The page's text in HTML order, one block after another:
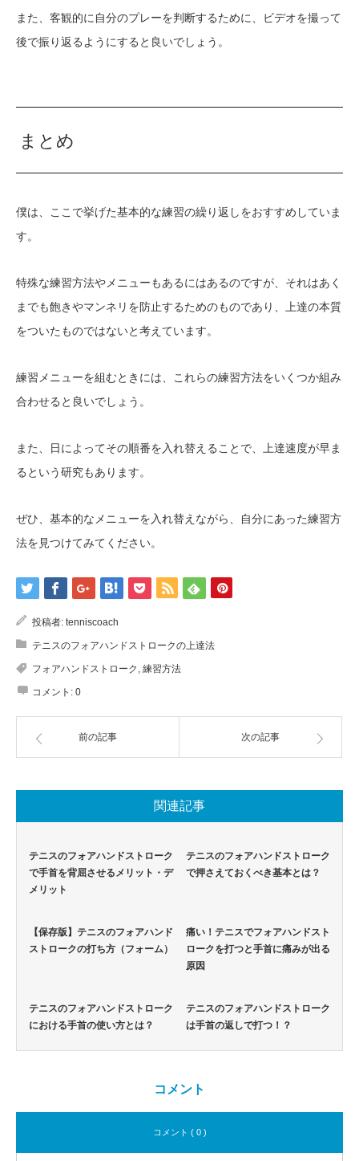
また、客観的に自分のプレーを判断するために、ビデオを撮って
後で振り返るようにすると良いでしょう。
まとめ
僕は、ここで挙げた基本的な練習の繰り返しをおすすめしていま
す。
特殊な練習方法やメニューもあるにはあるのですが、それはあく
までも飽きやマンネリを防止するためのものであり、上達の本質
をついたものではないと考えています。
練習メニューを組むときには、これらの練習方法をいくつか組み
合わせると良いでしょう。
また、日によってその順番を入れ替えることで、上達速度が早ま
るという研究もあります。
ぜひ、基本的なメニューを入れ替えながら、自分にあった練習方
法を見つけてみてください。
投稿者: tenniscoach
テニスのフォアハンドストロークの上達法
フォアハンドストローク , 練習方法
コメント: 0
前の記事 次の記事
関連記事
テニスのフォアハンドストローク
で手首を背屈させるメリット・デ
メリット
テニスのフォアハンドストローク
で押さえておくべき基本とは？
【保存版】テニスのフォアハンド
ストロークの打ち方（フォーム）
痛い！テニスでフォアハンドスト
ロークを打つと手首に痛みが出る
原因
テニスのフォアハンドストローク
における手首の使い方とは？
テニスのフォアハンドストローク
は手首の返しで打つ！？
コメント
コメント ( 0 )